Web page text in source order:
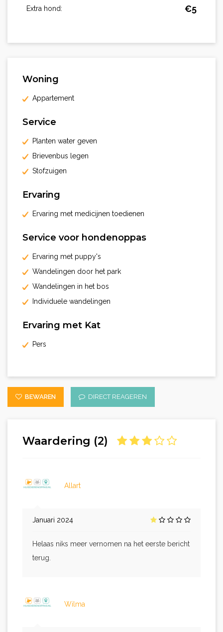
Extra hond: €5
Woning
Appartement
Service
Planten water geven
Brievenbus legen
Stofzuigen
Ervaring
Ervaring met medicijnen toedienen
Service voor hondenoppas
Ervaring met puppy's
Wandelingen door het park
Wandelingen in het bos
Individuele wandelingen
Ervaring met Kat
Pers
BEWAREN DIRECT REAGEREN
Waardering (2)
Allart
Januari 2024
Helaas niks meer vernomen na het eerste bericht
terug.
Wilma